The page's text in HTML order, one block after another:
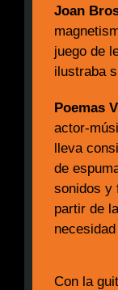
Joan
juego de
ilustraba
Poemas
actor-
lleva
de
sonidos y
partir de
Con la